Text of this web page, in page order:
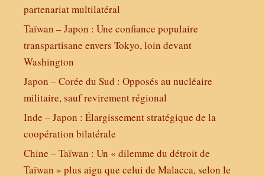
partenariat multilatéral
Taïwan – Japon : Une confiance populaire
transpartisane envers Tokyo, loin devant
Washington
Japon – Corée du Sud : Opposés au nucléaire
militaire, sauf revirement régional
Inde – Japon : Élargissement stratégique de la
coopération bilatérale
Chine – Taïwan : Un « dilemme du détroit de
Taïwan » plus aigu que celui de Malacca, selon le